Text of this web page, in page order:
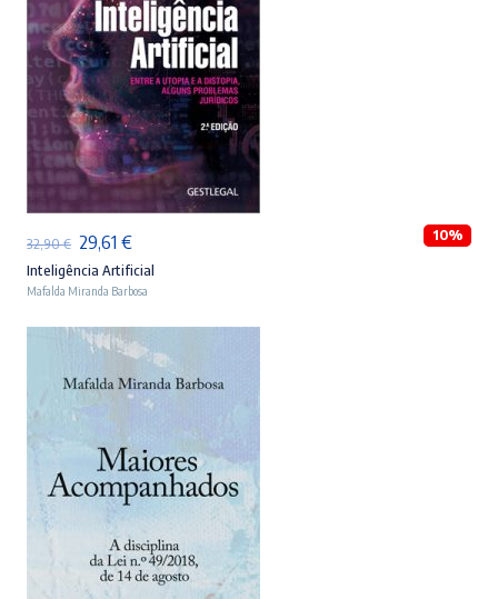
ADICIONAR
32,90€ O
preço
original
era:
32,90 €.
29,61 €O
preço
atual
é:
29,61 €.
10%
Inteligência Artificial
Mafalda Miranda Barbosa